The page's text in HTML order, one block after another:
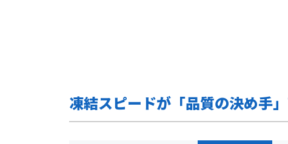
凍結スピードが「品質の決め手